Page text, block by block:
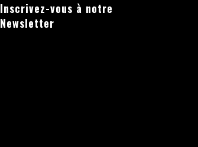
Inscrivez-vous à notre
Newsletter